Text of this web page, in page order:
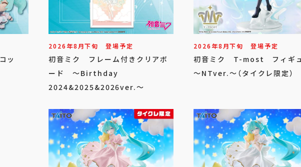
ッ
2026年8月下旬 登場予定
初音ミク フレーム付きクリアボ
ード ～Birthday
2024&2025&2026ver.～
2026年8月下旬 登場予定
初音ミク T-most フィギ
～NTver.～（タイクレ限定）